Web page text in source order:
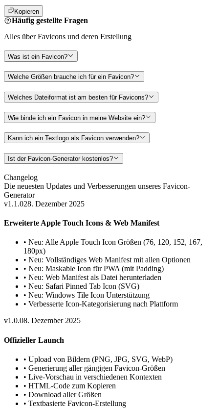
Kopieren
Häufig gestellte Fragen
Alles über Favicons und deren Erstellung
Was ist ein Favicon?
Welche Größen brauche ich für ein Favicon?
Welches Dateiformat ist am besten für Favicons?
Wie binde ich ein Favicon in meine Website ein?
Kann ich ein Textlogo als Favicon verwenden?
Ist der Favicon-Generator kostenlos?
Changelog
Die neuesten Updates und Verbesserungen unseres Favicon-
Generator
v1.1.028. Dezember 2025
Erweiterte Apple Touch Icons & Web Manifest
• Neu: Alle Apple Touch Icon Größen (76, 120, 152, 167,
180px)
• Neu: Vollständiges Web Manifest mit allen Optionen
• Neu: Maskable Icon für PWA (mit Padding)
• Neu: Web Manifest als Datei herunterladen
• Neu: Safari Pinned Tab Icon (SVG)
• Neu: Windows Tile Icon Unterstützung
• Verbesserte Icon-Kategorisierung nach Plattform
v1.0.08. Dezember 2025
Offizieller Launch
• Upload von Bildern (PNG, JPG, SVG, WebP)
• Generierung aller gängigen Favicon-Größen
• Live-Vorschau in verschiedenen Kontexten
• HTML-Code zum Kopieren
• Download aller Größen
• Textbasierte Favicon-Erstellung